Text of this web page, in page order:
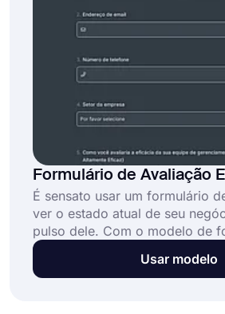
Formulário de Avaliação
É sensato usar um formulário
ver o estado atual de seu
pulso dele. Com o modelo de
avaliação de negócios da
pode criar seu formulário de
Usar modelo